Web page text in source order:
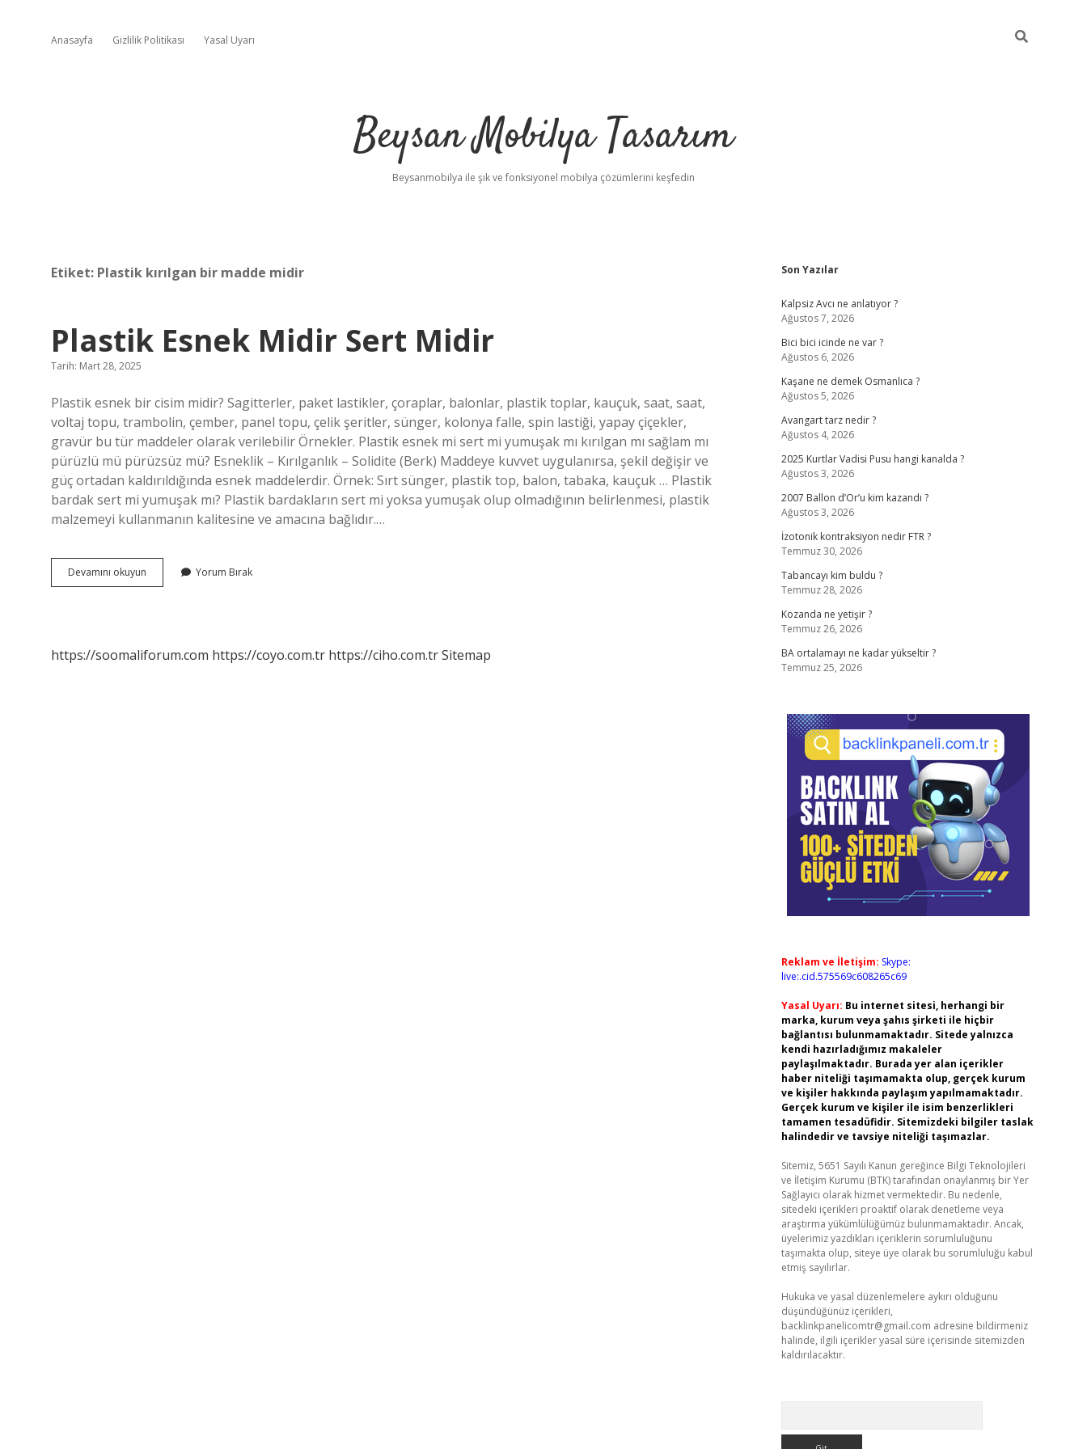
Anasayfa Gizlilik Politikası Yasal Uyarı
Beysan Mobilya Tasarım
Beysanmobilya ile şık ve fonksiyonel mobilya çözümlerini keşfedin
Etiket: Plastik kırılgan bir madde midir
Plastik Esnek Midir Sert Midir
Tarih: Mart 28, 2025
Plastik esnek bir cisim midir? Sagitterler, paket lastikler, çoraplar, balonlar, plastik toplar, kauçuk, saat, saat,
voltaj topu, trambolin, çember, panel topu, çelik şeritler, sünger, kolonya falle, spin lastiği, yapay çiçekler,
gravür bu tür maddeler olarak verilebilir Örnekler. Plastik esnek mi sert mi yumuşak mı kırılgan mı sağlam mı
pürüzlü mü pürüzsüz mü? Esneklik – Kırılganlık – Solidite (Berk) Maddeye kuvvet uygulanırsa, şekil değişir ve
güç ortadan kaldırıldığında esnek maddelerdir. Örnek: Sırt sünger, plastik top, balon, tabaka, kauçuk … Plastik
bardak sert mi yumuşak mı? Plastik bardakların sert mi yoksa yumuşak olup olmadığının belirlenmesi, plastik
malzemeyi kullanmanın kalitesine ve amacına bağlıdır.…
Devamını okuyun
Esnek
Yorum Bırak
https://soomaliforum.com https://coyo.com.tr https://ciho.com.trSitemap
Sidebar
Son Yazılar
Kalpsiz Avcı ne anlatıyor ?
Ağustos 7, 2026
Bici bici icinde ne var ?
Ağustos 6, 2026
Kaşane ne demek Osmanlıca ?
Ağustos 5, 2026
Avangart tarz nedir ?
Ağustos 4, 2026
2025 Kurtlar Vadisi Pusu hangi kanalda ?
Ağustos 3, 2026
2007 Ballon d’Or’u kim kazandı ?
Ağustos 3, 2026
İzotonik kontraksiyon nedir FTR ?
Temmuz 30, 2026
Tabancayı kim buldu ?
Temmuz 28, 2026
Kozanda ne yetişir ?
Temmuz 26, 2026
BA ortalamayı ne kadar yükseltir ?
Temmuz 25, 2026
Reklam ve İletişim: Skype:
live:.cid.575569c608265c69
Yasal Uyarı: Bu internet sitesi, herhangi bir
marka, kurum veya şahıs şirketi ile hiçbir
bağlantısı bulunmamaktadır. Sitede yalnızca
kendi hazırladığımız makaleler
paylaşılmaktadır. Burada yer alan içerikler
haber niteliği taşımamakta olup, gerçek kurum
ve kişiler hakkında paylaşım yapılmamaktadır.
Gerçek kurum ve kişiler ile isim benzerlikleri
tamamen tesadüfidir. Sitemizdeki bilgiler taslak
halindedir ve tavsiye niteliği taşımazlar.
Sitemiz, 5651 Sayılı Kanun gereğince Bilgi Teknolojileri
ve İletişim Kurumu (BTK) tarafından onaylanmış bir Yer
Sağlayıcı olarak hizmet vermektedir. Bu nedenle,
sitedeki içerikleri proaktif olarak denetleme veya
araştırma yükümlülüğümüz bulunmamaktadır. Ancak,
üyelerimiz yazdıkları içeriklerin sorumluluğunu
taşımakta olup, siteye üye olarak bu sorumluluğu kabul
etmiş sayılırlar.
Hukuka ve yasal düzenlemelere aykırı olduğunu
düşündüğünüz içerikleri,
backlinkpanelicomtr@gmail.com adresine bildirmeniz
halinde, ilgili içerikler yasal süre içerisinde sitemizden
kaldırılacaktır.